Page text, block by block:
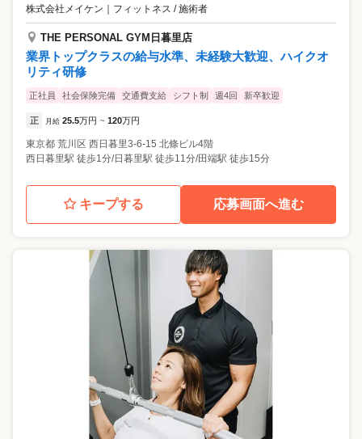
株式会社メイケン フィットネス / 施術者
THE PERSONAL GYM日暮里店
業界トップクラスの給与水準、未経験大歓迎、ハイクオ
リティ研修
正社員 社会保険完備 交通費支給 シフト制 週4回 新卒歓迎
正 月給 25.5万円 ~ 120万円
東京都 荒川区 西日暮里3-6-15 北條ビル4階
西日暮里駅 徒歩1分/日暮里駅 徒歩11分/田端駅 徒歩15分
キープする 応募画面へ進む